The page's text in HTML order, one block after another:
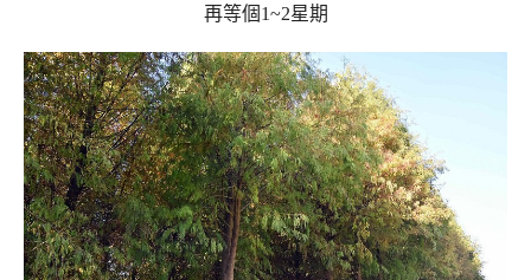
再等個1~2星期